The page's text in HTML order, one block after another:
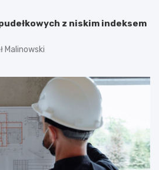
z niskim indeksem
Malinowski